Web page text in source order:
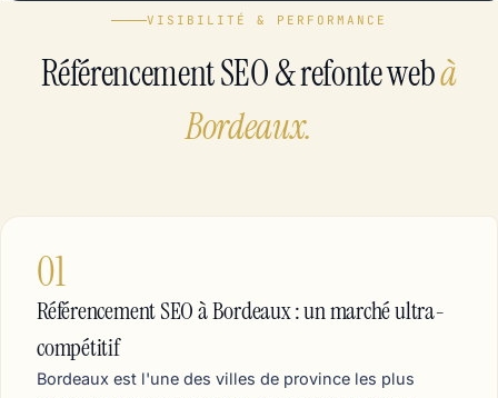
VISIBILITÉ & PERFORMANCE
Référencement SEO & refonte webà
Bordeaux.
01
Référencement SEO à Bordeaux : un marché ultra-
compétitif
Bordeaux est l'une des villes de province les plus